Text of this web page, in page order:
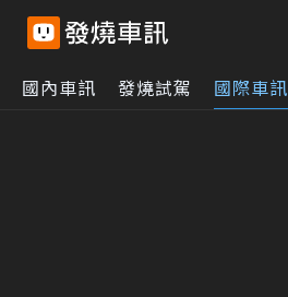
國內車訊 發燒試駕 國際車訊